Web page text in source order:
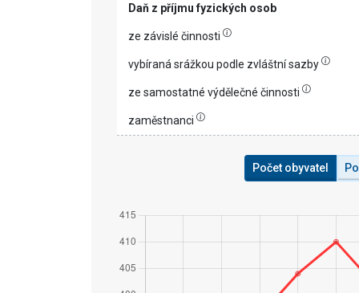
Daň z příjmu fyzických osob
ze závislé činnosti
vybíraná srážkou podle zvláštní sazby
ze samostatné výdělečné činnosti
zaměstnanci
Počet obyvatel